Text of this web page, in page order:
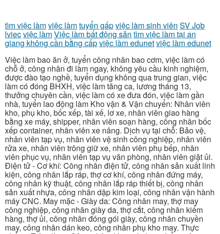
tìm việc làmviệc làmtuyển gấpviệc làm sinh viên SV Job
lviecviệc làmViệc làm bất động sản tìm việc làm tại an
giang không cần bằng cấpviệc làm edunetviệc làm edunet
Việc làm bao ăn ở, tuyển công nhân bao cơm, việc làm có
chỗ ở, công nhân đi làm ngay, không yêu cầu kinh nghiệm,
được đào tạo nghề, tuyển dụng không qua trung gian, việc
làm có đóng BHXH, việc làm tăng ca, lương tháng 13,
thưởng chuyên cần, việc làm có xe đưa đón, việc làm gần
nhà, tuyển lao động làm Kho vận & Vận chuyển: Nhân viên
kho, phụ kho, bốc xếp, tài xế, lơ xe, nhân viên giao hàng
bằng xe máy, shipper, nhân viên soạn hàng, công nhân bốc
xếp container, nhân viên xe nâng. Dịch vụ tại chỗ: Bảo vệ,
nhân viên tạp vụ, nhân viên vệ sinh công nghiệp, nhân viên
rửa xe, nhân viên trông giữ xe, nhân viên phụ bếp, nhân
viên phục vụ, nhân viên tạp vụ văn phòng, nhân viên giặt ủi.
Điện tử - Cơ khí: Công nhân điện tử, công nhân sản xuất linh
kiện, công nhân lắp ráp, thợ cơ khí, công nhân đứng máy,
công nhân kỹ thuật, công nhân lắp ráp thiết bị, công nhân
sản xuất nhựa, công nhân dập kim loại, công nhân vận hành
máy CNC. May mặc - Giày da: Công nhân may, thợ may
công nghiệp, công nhân giày da, thợ cắt, công nhân kiểm
hàng, thợ ủi, công nhân đóng gói giày, công nhân chuyền
may, công nhân dán keo, công nhân phụ kho may. Thực